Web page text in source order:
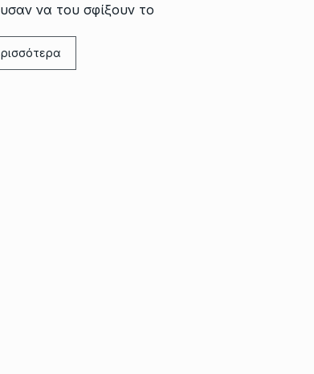
να του σφίξουν το